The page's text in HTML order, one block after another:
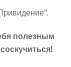
полезным